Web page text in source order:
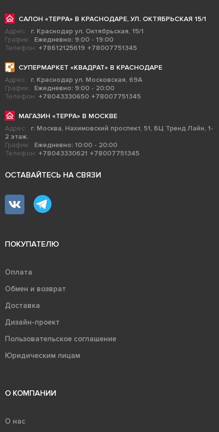
САЛОН «ТЕРРА» В КРАСНОДАРЕ, УЛ. ОКТЯБРЬСКАЯ 15/1
Адрес:
г. Краснодар ул. Октябрьская, 15/1
График:
Ежедневно: 9:00 - 19:00
Телефон: +78612125619 +78007751345
СУПЕРМАРКЕТ «КВАДРАТ» В КРАСНОДАРЕ
Адрес:
г. Краснодар ул. Московская, 69А
График:
Ежедневно: 9:00 - 20:00
Телефон: +78043330650 +78007751345
МАГАЗИН «ТЕРРА» В МОСКВЕ
Адрес:
г. Москва, Нахимовский проспект, 51, БЦ Тренд Лайн, 1-
2 этаж.
График:
Ежедневно: 10:00 - 20:00
Телефон: +78043330621 +78007751345
ОСТАВАЙТЕСЬ НА СВЯЗИ
ПОКУПАТЕЛЮ
Оплата
Обмен и возврат
Доставка
Дизайн-проект
Пользовательское соглашение
Юридическим лицам
О КОМПАНИИ
О нас